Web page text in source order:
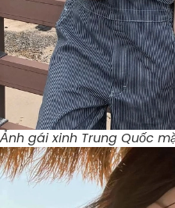
Ảnh gái xinh Trung Quốc